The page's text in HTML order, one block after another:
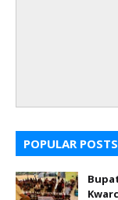
POPULAR POSTS